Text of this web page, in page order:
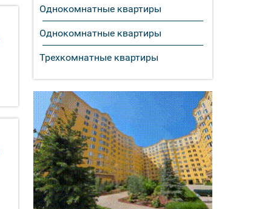
Однокомнатные квартиры
Однокомнатные квартиры
Трехкомнатные квартиры